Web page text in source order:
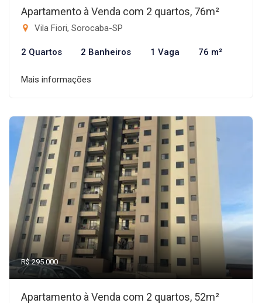
Apartamento à Venda com 2 quartos, 76m²
Vila Fiori, Sorocaba-SP
2 Quartos 2 Banheiros 1 Vaga 76 m²
Mais informações
R$ 295.000
Apartamento à Venda com 2 quartos, 52m²